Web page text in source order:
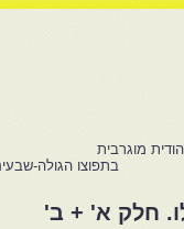
מוגרבית
בתפוצו הגולה-
חלק א' + ב'